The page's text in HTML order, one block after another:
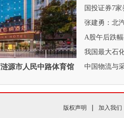
源市人民中路体育馆
国投证券7
张建勇：北
A股午后跌
我国最大石
中国物流与
版权声明 | 加入我们